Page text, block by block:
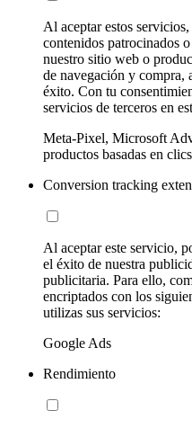
Al aceptar estos
contenidos patrocinados
nuestro sitio web o
de navegación y compra,
éxito. Con tu
servicios de terceros en
Meta-Pixel, Microsoft
productos basadas en
Conversion tracking
Al aceptar este servicio,
el éxito de nuestra
publicitaria. Para ello,
encriptados con los
utilizas sus servicios:
Google Ads
Rendimiento